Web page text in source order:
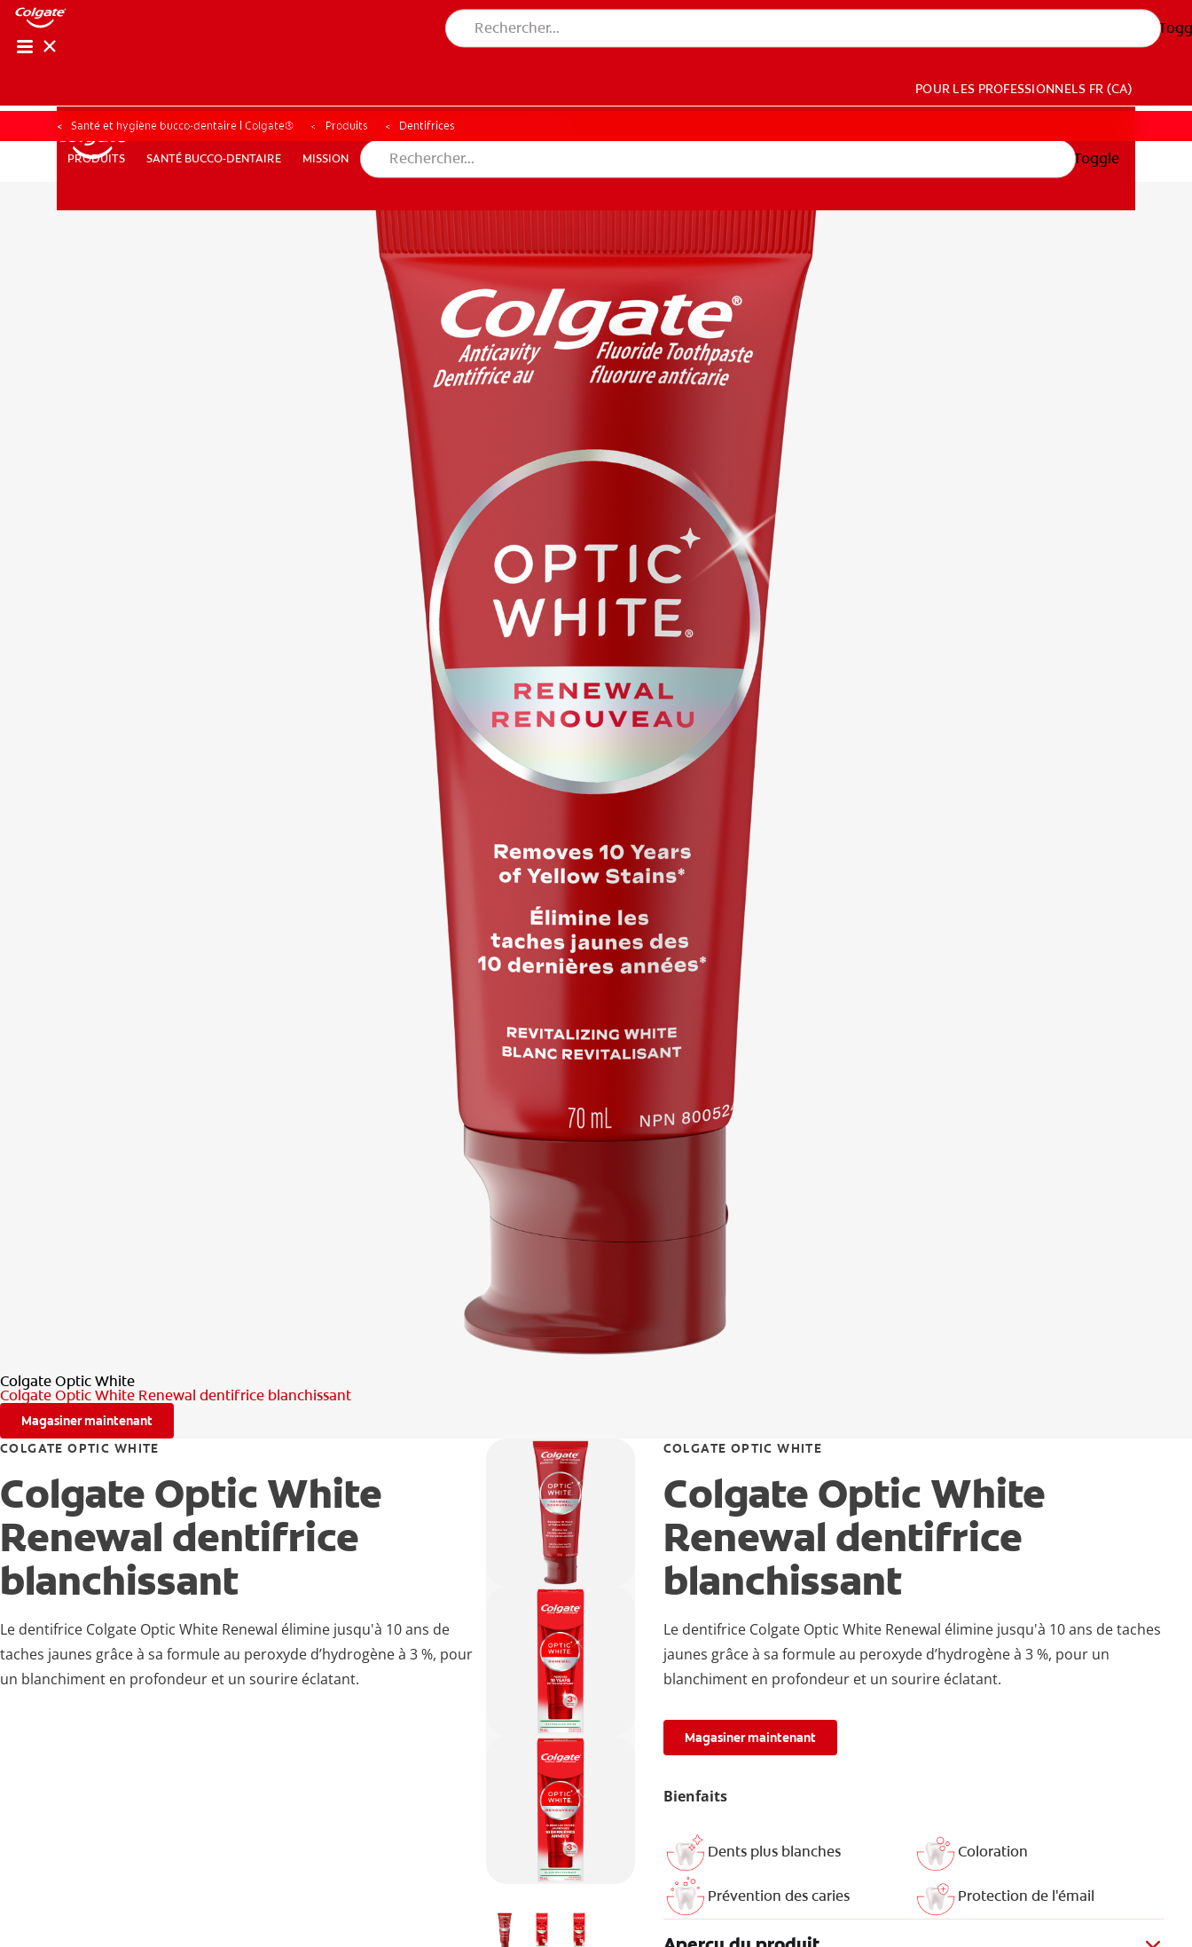
PRODUITS SANTÉ BUCCO-DENTAIRE MISSION
POUR LES PROFESSIONNELS FR (CA)
PRODUITS SANTÉ BUCCO-DENTAIRE MISSION
RECHERCHE DES SOLUTIONS IDÉALES
Toggle
Santé et hygiène bucco-dentaire | Colgate® Produits Dentifrices
Colgate Optic White
Colgate Optic White Renewal dentifrice blanchissant
Magasiner maintenant
COLGATE OPTIC WHITE
Colgate Optic White
Renewal dentifrice
blanchissant
Le dentifrice Colgate Optic White Renewal élimine jusqu'à 10 ans de
taches jaunes grâce à sa formule au peroxyde d’hydrogène à 3 %, pour
un blanchiment en profondeur et un sourire éclatant.
COLGATE OPTIC WHITE
Colgate Optic White
Renewal dentifrice
blanchissant
Le dentifrice Colgate Optic White Renewal élimine jusqu'à 10 ans de taches
jaunes grâce à sa formule au peroxyde d’hydrogène à 3 %, pour un
blanchiment en profondeur et un sourire éclatant.
Magasiner maintenant
Bienfaits
Dents plus blanches Coloration
Prévention des caries Protection de l'émail